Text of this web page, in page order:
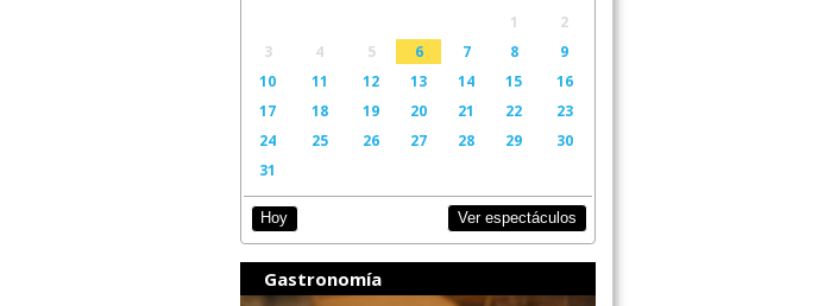
1
2
3
4 5 6 7 8
9
10
11 12 13 14 15
16
17
18 19 20 21 22
23
24
25 26 27 28 29
30
31
Hoy Ver espectáculos
Gastronomía